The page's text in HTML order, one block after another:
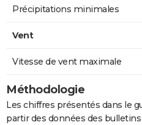
Précipitations minimales
Vent
Vitesse de vent maximale
Méthodologie
Les chiffres présentés dans le
partir des données des